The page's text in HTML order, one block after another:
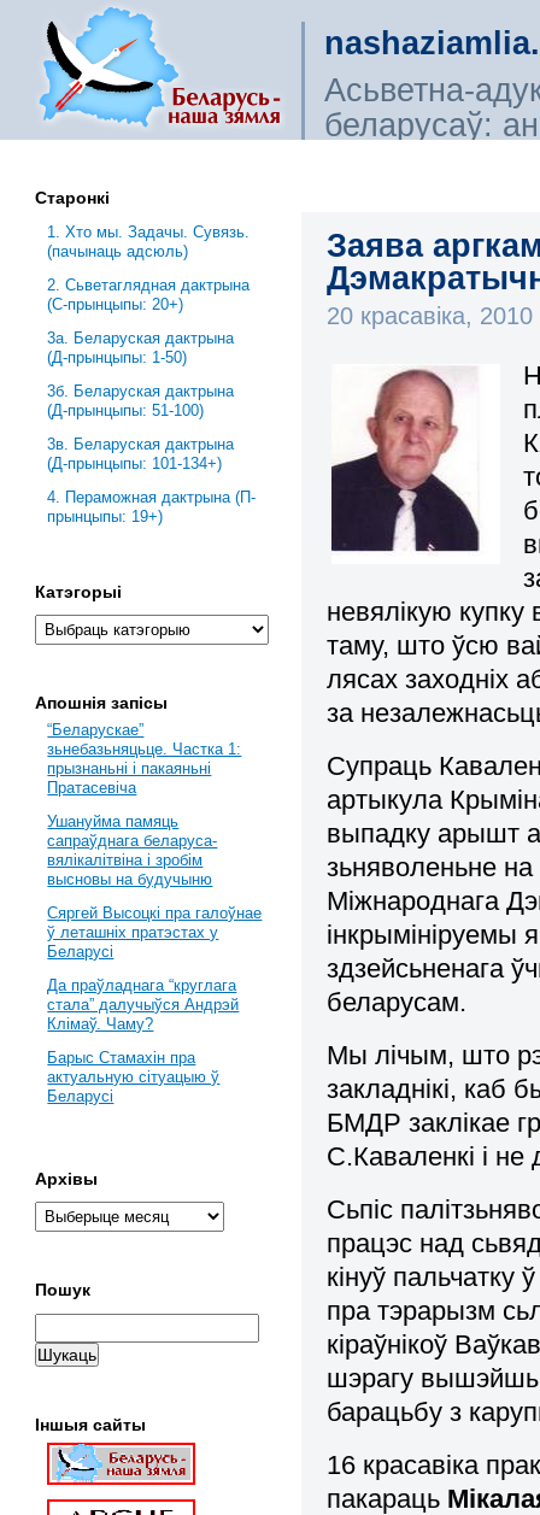
Асьветна-
беларусаў:
Заява
20 красавіка, 2010
невялікую купку
таму, што ўсю
лясах заходніх
за
Супраць
артыкула
выпадку арышт
зьняволеньне на
Міжнароднага
інкрымініруемы
здзейсьненага
беларусам.
Мы лічым, што
закладнікі, каб
БМДР заклікае
С.Каваленкі і не
Сьпіс
працэс над
кінуў
пра тэрарызм
кіраўнікоў
шэрагу
барацьбу з
16 красавіка
пакараць
Старонкі
1. Хто мы. Задачы. Сувязь.
(пачынаць адсюль)
2. Сьветаглядная дактрына
(С-прынцыпы: 20+)
3a. Беларуская дактрына
(Д-прынцыпы: 1-50)
3б. Беларуская дактрына
(Д-прынцыпы: 51-100)
3в. Беларуская дактрына
(Д-прынцыпы: 101-134+)
4. Пераможная дактрына (П-
прынцыпы: 19+)
Катэгорыі
Апошнія запісы
“Беларускае”
зьнебазьняцьце. Частка 1:
прызнаньні і пакаяньні
Пратасевіча
Ушануйма памяць
сапраўднага беларуса-
вялікалітвіна і зробім
высновы на будучыню
Сяргей Высоцкі пра галоўнае
ў леташніх пратэстах у
Беларусі
Да праўладнага “круглага
стала” далучыўся Андрэй
Клімаў. Чаму?
Барыс Стамахін пра
актуальную сітуацыю ў
Беларусі
Архівы
Пошук
Іншыя сайты